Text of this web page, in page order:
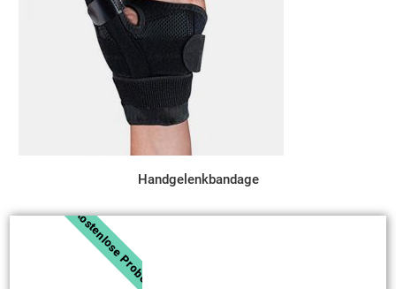
Handgelenkbandage
Kostenlose Probe